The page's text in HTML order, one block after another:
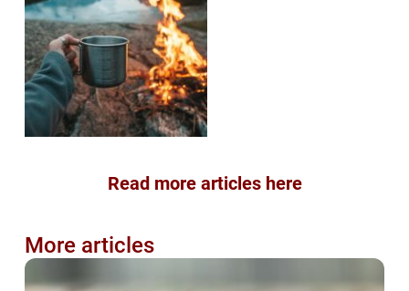
Read more articles here
More articles